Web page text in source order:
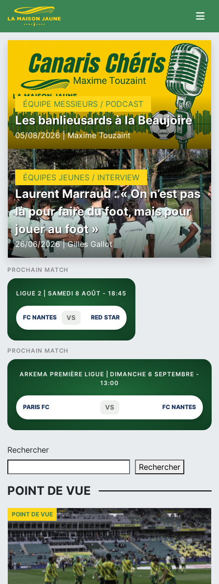
ÉQUIPE MESSIEURS / PODCAST
Les banlieusards à la Beaujoire
05/08/2026 | Maxime Touzaint
ÉQUIPES JEUNES / INTERVIEW
Laurent Marraud : « On n’est pas
là pour faire du foot, mais pour
jouer au foot »
26/06/2026 | Gilles Gallot
PROCHAIN MATCH
LIGUE 2 | SAMEDI 8 AOÛT - 18:45
FC NANTES VS RED STAR
PROCHAIN MATCH
ARKEMA PREMIÈRE LIGUE | DIMANCHE 6 SEPTEMBRE -
13:00
PARIS FC VS FC NANTES
Rechercher
Rechercher
POINT DE VUE
POINT DE VUE